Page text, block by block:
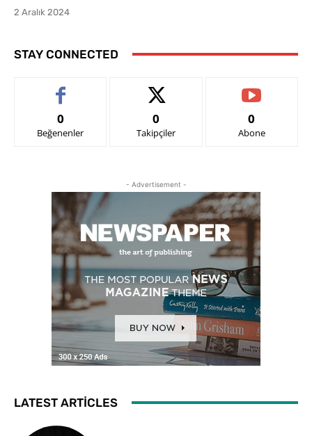
2 Aralık 2024
STAY CONNECTED
0
Beğenenler
0
Takipçiler
0
Abone
- Advertisement -
LATEST ARTICLES